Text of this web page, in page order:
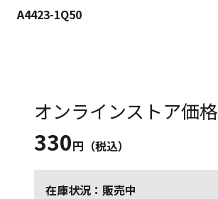
A4423-1Q50
オンラインストア価格
330円（税込）
在庫状況：販売中